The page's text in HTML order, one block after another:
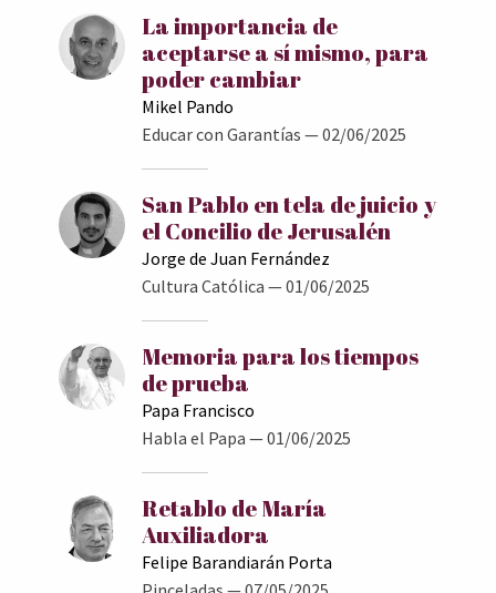
La importancia de
aceptarse a sí mismo, para
poder cambiar
Mikel Pando
Educar con Garantías — 02/06/2025
San Pablo en tela de juicio y
el Concilio de Jerusalén
Jorge de Juan Fernández
Cultura Católica — 01/06/2025
Memoria para los tiempos
de prueba
Papa Francisco
Habla el Papa — 01/06/2025
Retablo de María
Auxiliadora
Felipe Barandiarán Porta